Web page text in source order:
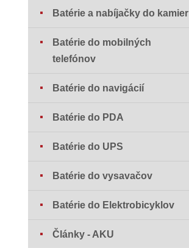
Batérie a nabíjačky do kamier
Batérie do mobilných
telefónov
Batérie do navigácií
Batérie do PDA
Batérie do UPS
Batérie do vysavačov
Batérie do Elektrobicyklov
Články - AKU